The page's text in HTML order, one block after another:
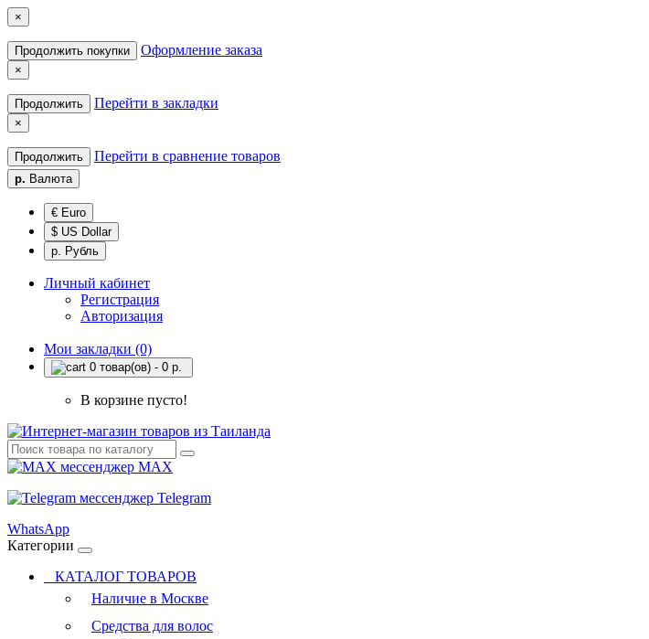
×
Продолжить покупки Оформление заказа
×
Продолжить Перейти в закладки
×
Продолжить Перейти в сравнение товаров
р. Валюта
€ Euro
$ US Dollar
р. Рубль
Личный кабинет
Регистрация
Авторизация
Мои закладки (0)
0 товар(ов) - 0 р.
В корзине пусто!
MAX
Telegram
WhatsApp
Категории
КАТАЛОГ ТОВАРОВ
Наличие в Москве
Средства для волос